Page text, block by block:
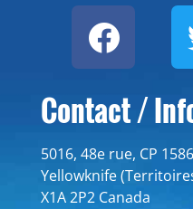
Contact /
5016, 48e rue, CP
Yellowknife
X1A 2P2 Canada